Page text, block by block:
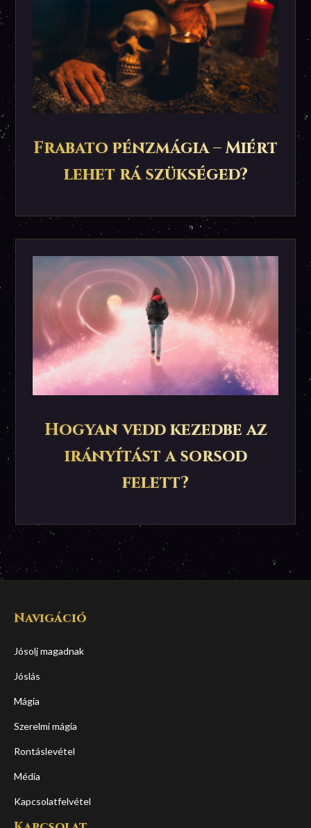
Frabato pénzmágia – Miért
lehet rá szükséged?
Hogyan vedd kezedbe az
irányítást a sorsod
felett?
Navigáció
Jósolj magadnak
Jóslás
Mágia
Szerelmi mágia
Rontáslevétel
Média
Kapcsolatfelvétel